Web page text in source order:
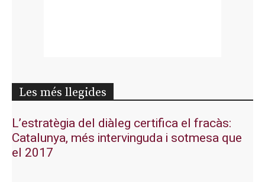
Les més llegides
L’estratègia del diàleg certifica el fracàs:
Catalunya, més intervinguda i sotmesa que
el 2017